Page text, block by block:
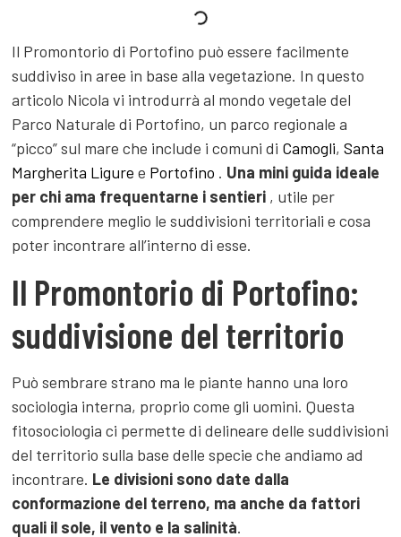
Il Promontorio di Portofino può essere facilmente
suddiviso in aree in base alla vegetazione. In questo
articolo Nicola vi introdurrà al mondo vegetale del
Parco Naturale di Portofino, un parco regionale a
“picco” sul mare che include i comuni di Camogli,Santa
Margherita Ligure e Portofino . Una mini guida ideale
per chi ama frequentarne i sentieri , utile per
comprendere meglio le suddivisioni territoriali e cosa
poter incontrare all’interno di esse.
Il Promontorio di Portofino:
suddivisione del territorio
Può sembrare strano ma le piante hanno una loro
sociologia interna, proprio come gli uomini. Questa
fitosociologia ci permette di delineare delle suddivisioni
del territorio sulla base delle specie che andiamo ad
incontrare. Le divisioni sono date dalla
conformazione del terreno, ma anche da fattori
quali il sole, il vento e la salinità.